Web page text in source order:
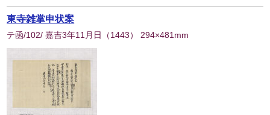
東寺雑掌申状案
テ函/102/ 嘉吉3年11月日 （1443） 294×481mm